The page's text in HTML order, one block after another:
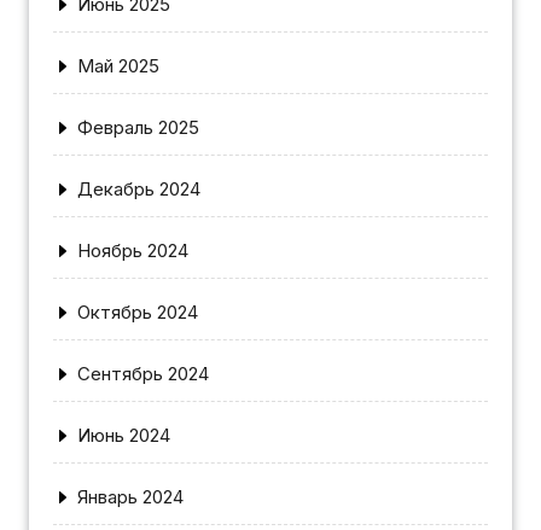
Май 2025
Февраль 2025
Декабрь 2024
Ноябрь 2024
Октябрь 2024
Сентябрь 2024
Июнь 2024
Январь 2024